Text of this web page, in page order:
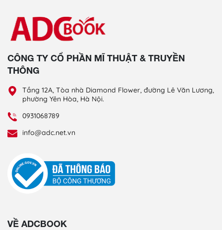
CÔNG TY CỔ PHẦN MĨ THUẬT & TRUYỀN
THÔNG
Tầng 12A, Tòa nhà Diamond Flower, đường Lê Văn Lương,
phường Yên Hòa, Hà Nội.
0931068789
info@adc.net.vn
VỀ ADCBOOK